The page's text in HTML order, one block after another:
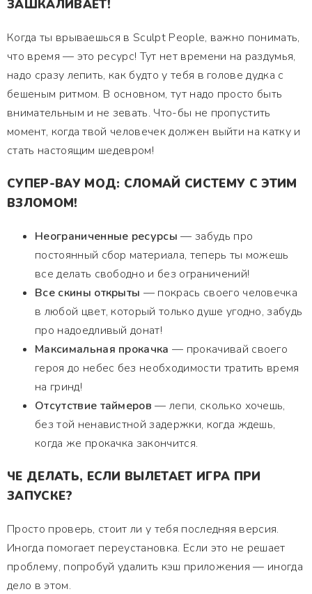
ЗАШКАЛИВАЕТ!
Когда ты врываешься в Sculpt People, важно понимать,
что время — это ресурс! Тут нет времени на раздумья,
надо сразу лепить, как будто у тебя в голове дудка с
бешеным ритмом. В основном, тут надо просто быть
внимательным и не зевать. Чтo-бы не пропустить
момент, когда твой человечек должен выйти на катку и
стать настоящим шедевром!
СУПЕР-ВАУ МОД: СЛОМАЙ СИСТЕМУ С ЭТИМ
ВЗЛОМОМ!
Неограниченные ресурсы — забудь про
постоянный сбор материала, теперь ты можешь
все делать свободно и без ограничений!
Все скины открыты — покрась своего человечка
в любой цвет, который только душе угодно, забудь
про надоедливый донат!
Максимальная прокачка — прокачивай своего
героя до небес без необходимости тратить время
на гринд!
Отсутствие таймеров — лепи, сколько хочешь,
без той ненавистной задержки, когда ждешь,
когда же прокачка закончится.
ЧЕ ДЕЛАТЬ, ЕСЛИ ВЫЛЕТАЕТ ИГРА ПРИ
ЗАПУСКЕ?
Просто проверь, стоит ли у тебя последняя версия.
Иногда помогает переустановка. Если это не решает
проблему, попробуй удалить кэш приложения — иногда
дело в этом.